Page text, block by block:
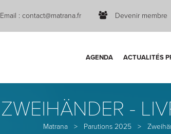
Email : contact@matrana.fr Devenir membre
AGENDA ACTUALITÉS
ZWEIHÄNDER -
Matrana> Parutions 2025 >